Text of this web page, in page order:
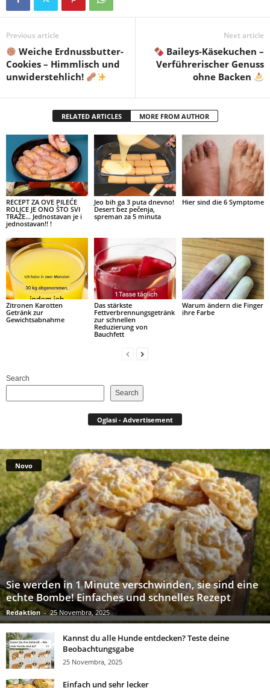
Previous article
Weiche Erdnussbutter-
Cookies – Himmlisch und
unwiderstehlich!
Next article
Baileys-Käsekuchen –
Verführerischer Genuss
ohne Backen
RELATED ARTICLES MORE FROM AUTHOR
RECEPT ZA OVE PILEĆE
ROLICE JE ONO ŠTO SVI
TRAŽE… Jednostavan je i
jednostavan!! !
Jeo bih ga 3 puta dnevno!
Desert bez pečenja,
spreman za 5 minuta
Hier sind die 6 Symptome
Zitronen Karotten
Getränk zur
Gewichtsabnahme
Das stärkste
Fettverbrennungsgetränk
zur schnellen
Reduzierung von
Bauchfett
Warum ändern die Finger
ihre Farbe
Search
Search
Oglasi - Advertisement
Novo
Sie werden in 1 Minute verschwinden, sie sind eine
echte Bombe! Einfaches und schnelles Rezept
Redaktion - 25 Novembra, 2025
Kannst du alle Hunde entdecken? Teste deine
Beobachtungsgabe
25 Novembra, 2025
Einfach und sehr lecker